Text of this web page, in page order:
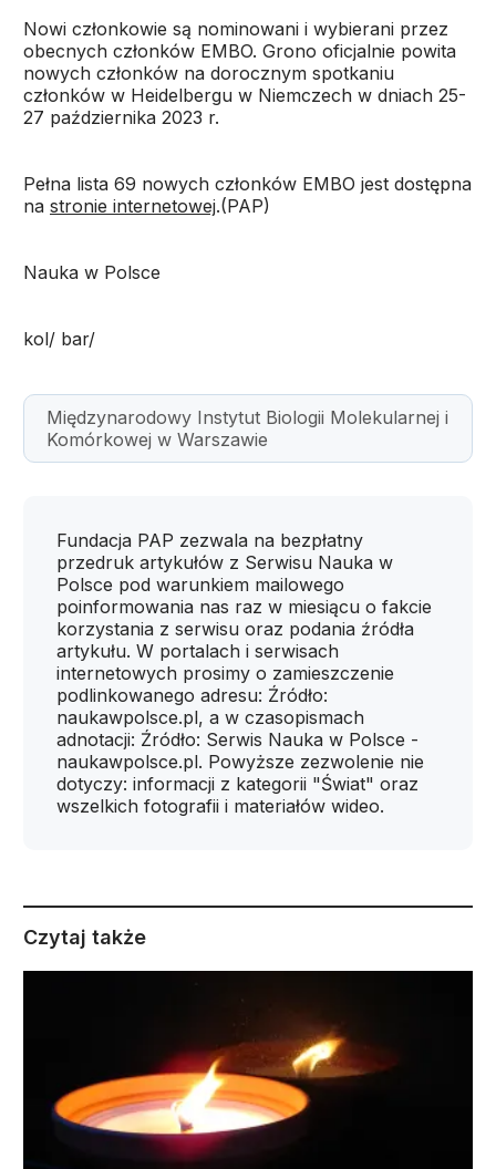
Nowi członkowie są nominowani i wybierani przez
obecnych członków EMBO. Grono oficjalnie powita
nowych członków na dorocznym spotkaniu
członków w Heidelbergu w Niemczech w dniach 25-
27 października 2023 r.
Pełna lista 69 nowych członków EMBO jest dostępna
na stronie internetowej.(PAP)
Nauka w Polsce
kol/ bar/
Międzynarodowy Instytut Biologii Molekularnej i
Komórkowej w Warszawie
Fundacja PAP zezwala na bezpłatny
przedruk artykułów z Serwisu Nauka w
Polsce pod warunkiem mailowego
poinformowania nas raz w miesiącu o fakcie
korzystania z serwisu oraz podania źródła
artykułu. W portalach i serwisach
internetowych prosimy o zamieszczenie
podlinkowanego adresu: Źródło:
naukawpolsce.pl, a w czasopismach
adnotacji: Źródło: Serwis Nauka w Polsce -
naukawpolsce.pl. Powyższe zezwolenie nie
dotyczy: informacji z kategorii "Świat" oraz
wszelkich fotografii i materiałów wideo.
Czytaj także